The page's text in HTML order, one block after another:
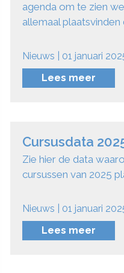
agenda om te zien
allemaal plaatsvinden
Nieuws | 01 januari
Lees meer
Cursusdata
Zie hier de data
cursussen van 2025
Nieuws | 01 januari
Lees meer